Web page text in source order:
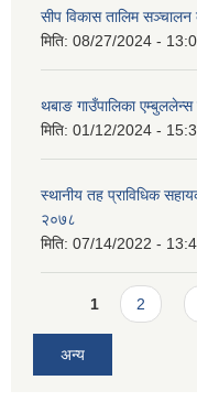
सीप विकास तालिम सञ्चालन
मिति: 08/27/2024 -
थबाङ गाउँपालिका
मिति: 01/12/2024 -
स्थानीय तह प्राविधिक
२०७८
मिति: 07/14/2022 -
Pages
1 2
अन्य